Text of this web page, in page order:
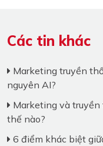
Các tin khác
Marketing truyền
nguyên AI?
Marketing và truyền
thế nào?
6 điểm khác biệt